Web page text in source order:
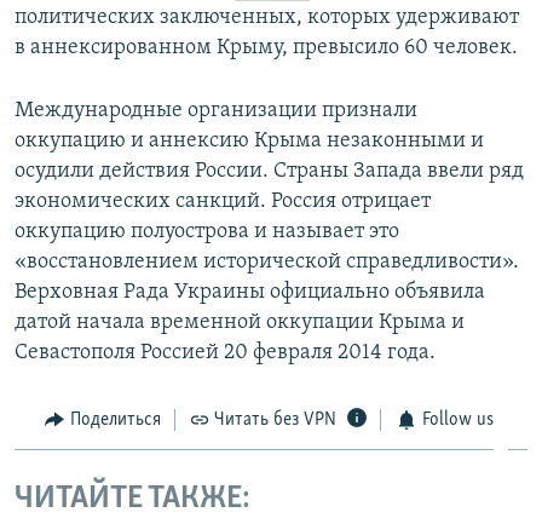
политических заключенных, которых удерживают
в аннексированном Крыму, превысило 60 человек.
Международные организации признали
оккупацию и аннексию Крыма незаконными и
осудили действия России. Страны Запада ввели ряд
экономических санкций. Россия отрицает
оккупацию полуострова и называет это
«восстановлением исторической справедливости».
Верховная Рада Украины официально объявила
датой начала временной оккупации Крыма и
Севастополя Россией 20 февраля 2014 года.
Поделиться Читать без VPN Follow us
ЧИТАЙТЕ ТАКЖЕ: